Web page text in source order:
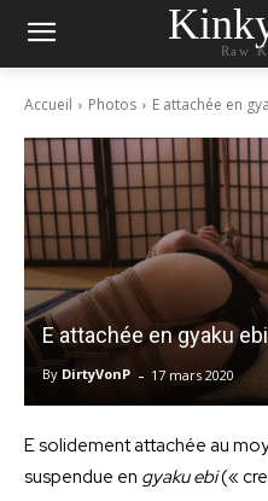
Raw
Accueil Photos E attachée en
E attachée en gyaku
By DirtyVonP - 17 mars 2020
E solidement attachée au
suspendue en gyaku ebi(«